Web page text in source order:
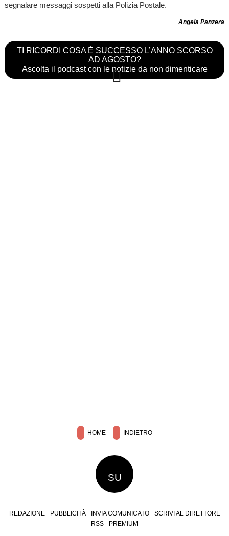
segnalare messaggi sospetti alla Polizia Postale.
Angela Panzera
TI RICORDI COSA È SUCCESSO L’ANNO SCORSO
AD AGOSTO?
Ascolta il podcast con le notizie da non dimenticare
HOME INDIETRO
SU
REDAZIONE PUBBLICITÀ INVIA COMUNICATO
SCRIVI AL DIRETTORE
RSS
PREMIUM